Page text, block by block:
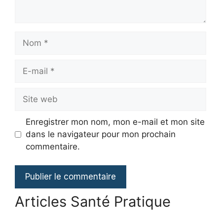
mail
web
Enregistrer mon nom, mon e-mail et mon site
dans le navigateur pour mon prochain
commentaire.
Articles Santé Pratique